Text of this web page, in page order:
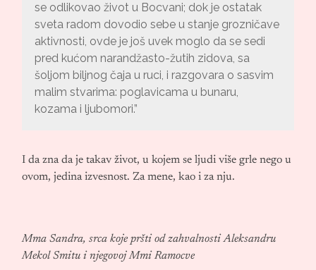
se odlikovao život u Bocvani; dok je ostatak
sveta radom dovodio sebe u stanje grozničave
aktivnosti, ovde je još uvek moglo da se sedi
pred kućom narandžasto-žutih zidova, sa
šoljom biljnog čaja u ruci, i razgovara o sasvim
malim stvarima: poglavicama u bunaru,
kozama i ljubomori.”
I da zna da je takav život, u kojem se ljudi više grle nego u
ovom, jedina izvesnost. Za mene, kao i za nju.
Mma Sandra, srca koje pršti od zahvalnosti Aleksandru
Mekol Smitu i njegovoj Mmi Ramocve